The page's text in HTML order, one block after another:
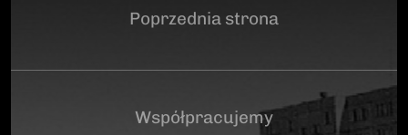
Poprzednia strona
Współpracujemy